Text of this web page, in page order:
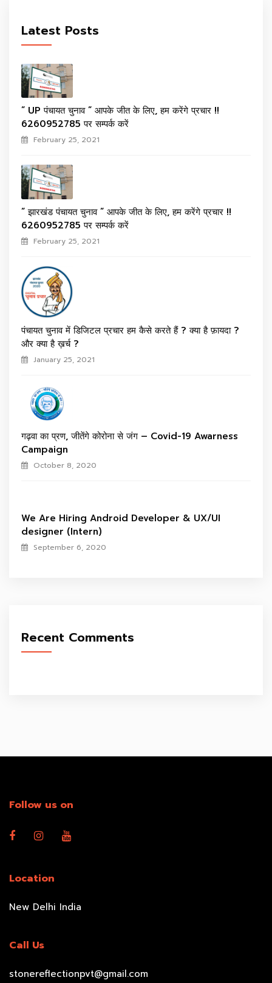
Latest Posts
” UP पंचायत चुनाव ” आपके जीत के लिए, हम करेंगे प्रचार !!
6260952785 पर सम्पर्क करें
February 25, 2021
” झारखंड पंचायत चुनाव ” आपके जीत के लिए, हम करेंगे प्रचार !!
6260952785 पर सम्पर्क करें
February 25, 2021
पंचायत चुनाव में डिजिटल प्रचार हम कैसे करते हैं ? क्या है फ़ायदा ?
और क्या है ख़र्च ?
January 25, 2021
गढ़वा का प्रण, जीतेंगे कोरोना से जंग – Covid-19 Awarness
Campaign
October 8, 2020
We Are Hiring Android Developer & UX/UI
designer (Intern)
September 6, 2020
Recent Comments
Follow us on
Location
New Delhi India
Call Us
stonereflectionpvt@gmail.com